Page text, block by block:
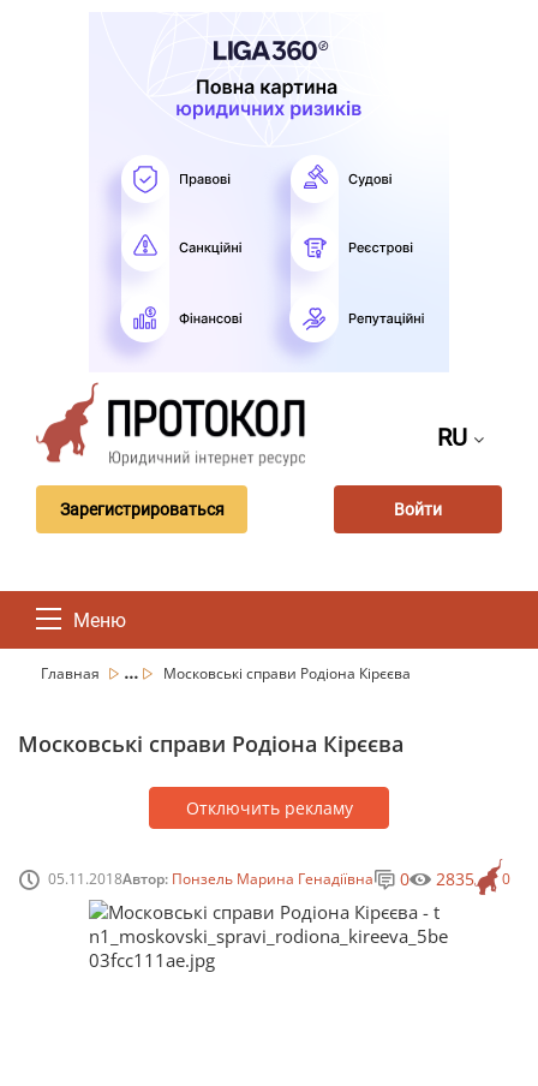
RU
Зарегистрироваться Войти
Меню
Главная ... Московські справи Родіона Кірєєва
Московські справи Родіона Кірєєва
Отключить рекламу
05.11.2018Автор: Понзель Марина Генадіївна 0
0 2835